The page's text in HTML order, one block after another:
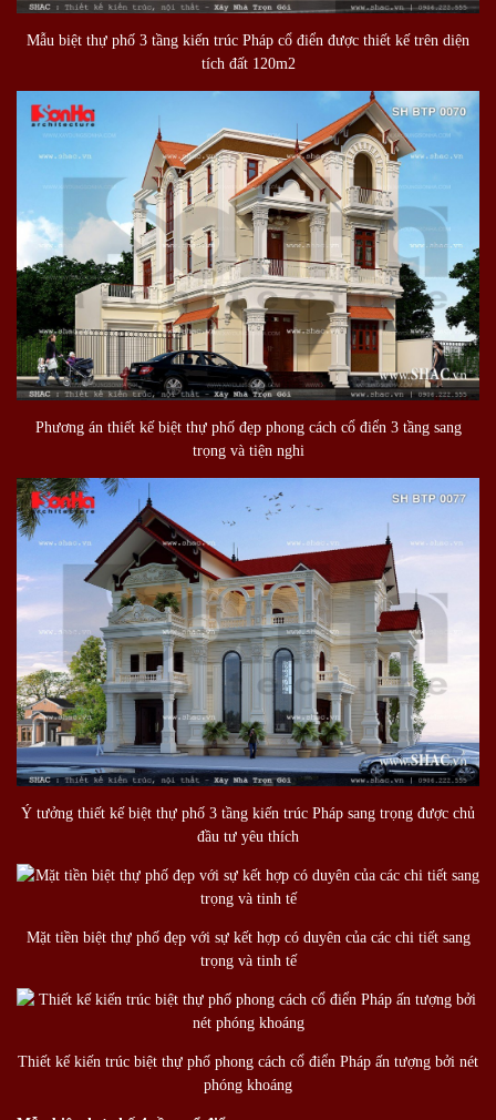
Mẫu biệt thự phố 3 tầng kiến trúc Pháp cổ điển được thiết kế trên diện
tích đất 120m2
Phương án thiết kế biệt thự phố đẹp phong cách cổ điển 3 tầng sang
trọng và tiện nghi
Ý tưởng thiết kế biệt thự phố 3 tầng kiến trúc Pháp sang trọng được chủ
đầu tư yêu thích
Mặt tiền biệt thự phố đẹp với sự kết hợp có duyên của các chi tiết sang
trọng và tinh tế
Thiết kế kiến trúc biệt thự phố phong cách cổ điển Pháp ấn tượng bởi nét
phóng khoáng